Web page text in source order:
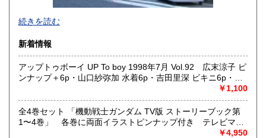
1,450円
新旧女優・アイドルのグラビア、なつかしの本
映画・特撮、ゲーム・アニメ古漫画などの趣味本は当店にお
お取り扱いは、趣味のものすべてにわたります。
グラビアアイドル雑誌(キャンディーズなどの昔の女優・アイ
ドルも歓迎)
古マンガ・アニメロマンアルバム系、イラスト集、
美少女ゲーム、プレミアゲーム、攻略本・設定資料集
映画パンフレット、プレミアトイ、音楽
続きを読む
新着情報
アップトゥボーイ UP To boy 1998年7月 Vol.92 広末涼子 ピ
ンナップ＋6p・山口紗弥加 水着6p・吉田里深 ビキニ6p・青
木裕子 ビキニ5p・松本恵 7p・加藤あい 6p・斎藤梨沙 4p・
村田あゆみ ビキニ4p・モーニング娘。モノクロ6p 他
￥1,100
全4巻セット 「機動戦士ガンダム TV版 ストーリーブック第
1〜4巻」 各巻に両面イラストピンナップ付き テレビマガ
￥4,950